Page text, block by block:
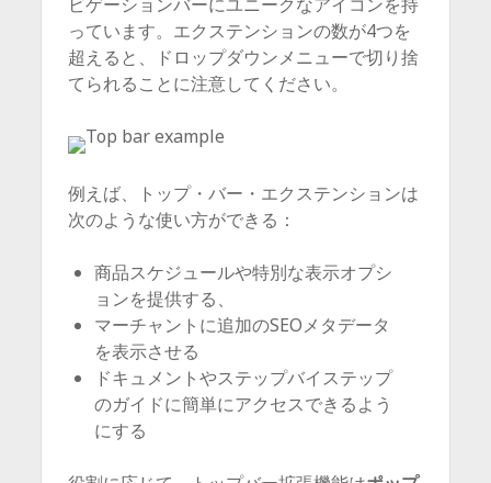
っています。エクステンションの数が4つを
超えると、ドロップダウンメニューで切り捨
てられることに注意してください。
例えば、トップ・バー・エクステンションは
次のような使い方ができる：
商品スケジュールや特別な表示オプシ
ョンを提供する、
マーチャントに追加のSEOメタデータ
を表示させる
ドキュメントやステップバイステップ
のガイドに簡単にアクセスできるよう
にする